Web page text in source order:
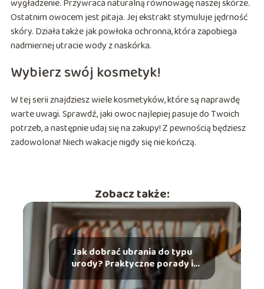
wygładzenie. Przywraca naturalną równowagę naszej skórze.
Ostatnim owocem jest pitaja. Jej ekstrakt stymuluje jędrność
skóry. Działa także jak powłoka ochronna, która zapobiega
nadmiernej utracie wody z naskórka.
Wybierz swój kosmetyk!
W tej serii znajdziesz wiele kosmetyków, które są naprawdę
warte uwagi. Sprawdź, jaki owoc najlepiej pasuje do Twoich
potrzeb, a następnie udaj się na zakupy! Z pewnością będziesz
zadowolona! Niech wakacje nigdy się nie kończą.
Zobacz także:
Jak dobrać ubrania do typu
urody? Praktyczne porady i
wskazówki